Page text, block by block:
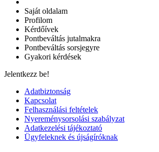
Saját oldalam
Profilom
Kérdőívek
Pontbeváltás jutalmakra
Pontbeváltás sorsjegyre
Gyakori kérdések
Jelentkezz be!
Adatbiztonság
Kapcsolat
Felhasználási feltételek
Nyereménysorsolási szabályzat
Adatkezelési tájékoztató
Ügyfeleknek és újságíróknak